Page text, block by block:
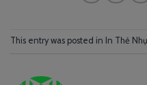
This entry was posted in In Thẻ